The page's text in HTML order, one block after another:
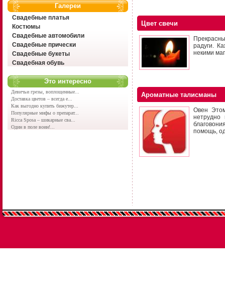
Галереи
Свадебные платья
Костюмы
Свадебные автомобили
Свадебные прически
Свадебные букеты
Свадебная обувь
Это интересно
Девичьи грезы, воплощенные...
Доставка цветов – всегда е...
Как выгодно купить бижутер...
Популярные мифы о препарат...
Ricca Sposa – шикарные сва...
Один в поле воин!...
Цвет свечи
радуги.
некими
Ароматные талисманы
Овен
нетрудно
помощь,